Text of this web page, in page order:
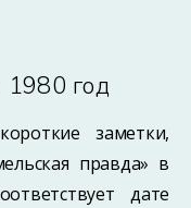
1980 год
заметки,
правда» в
дате